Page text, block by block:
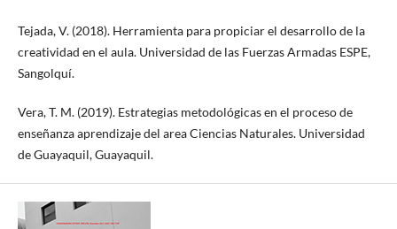
Tejada, V. (2018). Herramienta para propiciar el desarrollo de la
creatividad en el aula. Universidad de las Fuerzas Armadas ESPE,
Sangolquí.
Vera, T. M. (2019). Estrategias metodológicas en el proceso de
enseñanza aprendizaje del area Ciencias Naturales. Universidad
de Guayaquil, Guayaquil.